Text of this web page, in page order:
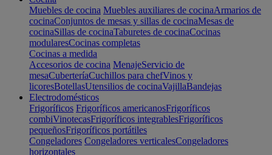
Muebles de cocina Muebles auxiliares de cocinaArmarios de
cocinaConjuntos de mesas y sillas de cocinaMesas de
cocinaSillas de cocinaTaburetes de cocinaCocinas
modularesCocinas completas
Cocinas a medida
Accesorios de cocina MenajeServicio de
mesaCuberteríaCuchillos para chefVinos y
licoresBotellasUtensilios de cocinaVajillaBandejas
Electrodomésticos
Frigoríficos Frigoríficos americanosFrigoríficos
combiVinotecasFrigoríficos integrablesFrigoríficos
pequeñosFrigoríficos portátiles
Congeladores Congeladores verticalesCongeladores
horizontales